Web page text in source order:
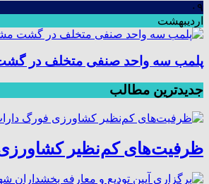
۰۹
اردیبهشت
پلمب سه واحد صنفی متخلف در
جدیدترین مطالب
ظرفیت‌های کم‌نظیر کشاورزی